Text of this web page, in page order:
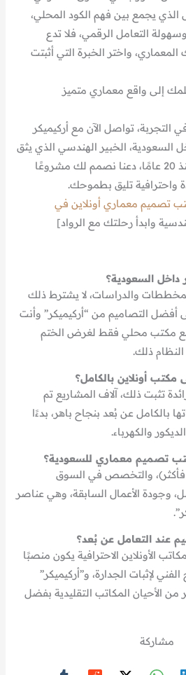
الذي يجمع بين فهم الكود المحلي،
التعامل الرقمي، فلا تدع
واختر الخبرة التي أثبتت
إلى واقع معماري متميز
التجربة، تواصل الآن مع أركيميكر
الخبير الهندسي الذي يثق
به العملاء في السعودية منذ 20 عامًا، دعنا نصمم لك مشروعًا
واحترافية تليق بطموحك.
تصميم معماري أونلاين في
وابدأ رحلتك مع الرواد]
السعودية؟
والدراسات، لا يشترط ذلك
أفضل التصاميم من “أركيميكر” وأنت
مع مكتب محلي فقط لغرض الختم
ذلك.
مكتب أونلاين بالكامل؟
تثبت ذلك، آلاف المشاريع تم
بالكامل عن بُعد بنجاح باهر، بدءًا
والكهرباء.
تصميم معماري للسعودية؟
الخبرة (20 سنة فأكثر)، والتخصص في السوق
وجودة الأعمال السابقة، وهي عناصر
عند التعامل عن بُعد؟
الأونلاين الاحترافية يكون منصبًا
لإثبات الجدارة، و”أركيميكر”
الأحيان المكاتب التقليدية بفضل
مشاركة